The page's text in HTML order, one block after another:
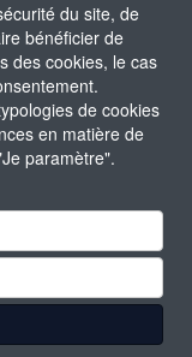
du site, de
bénéficier de
des cookies, le cas
de cookies
en matière de
paramètre".